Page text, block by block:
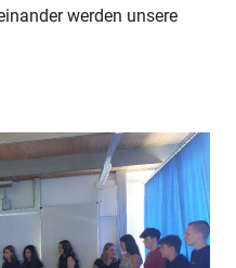
werden unsere